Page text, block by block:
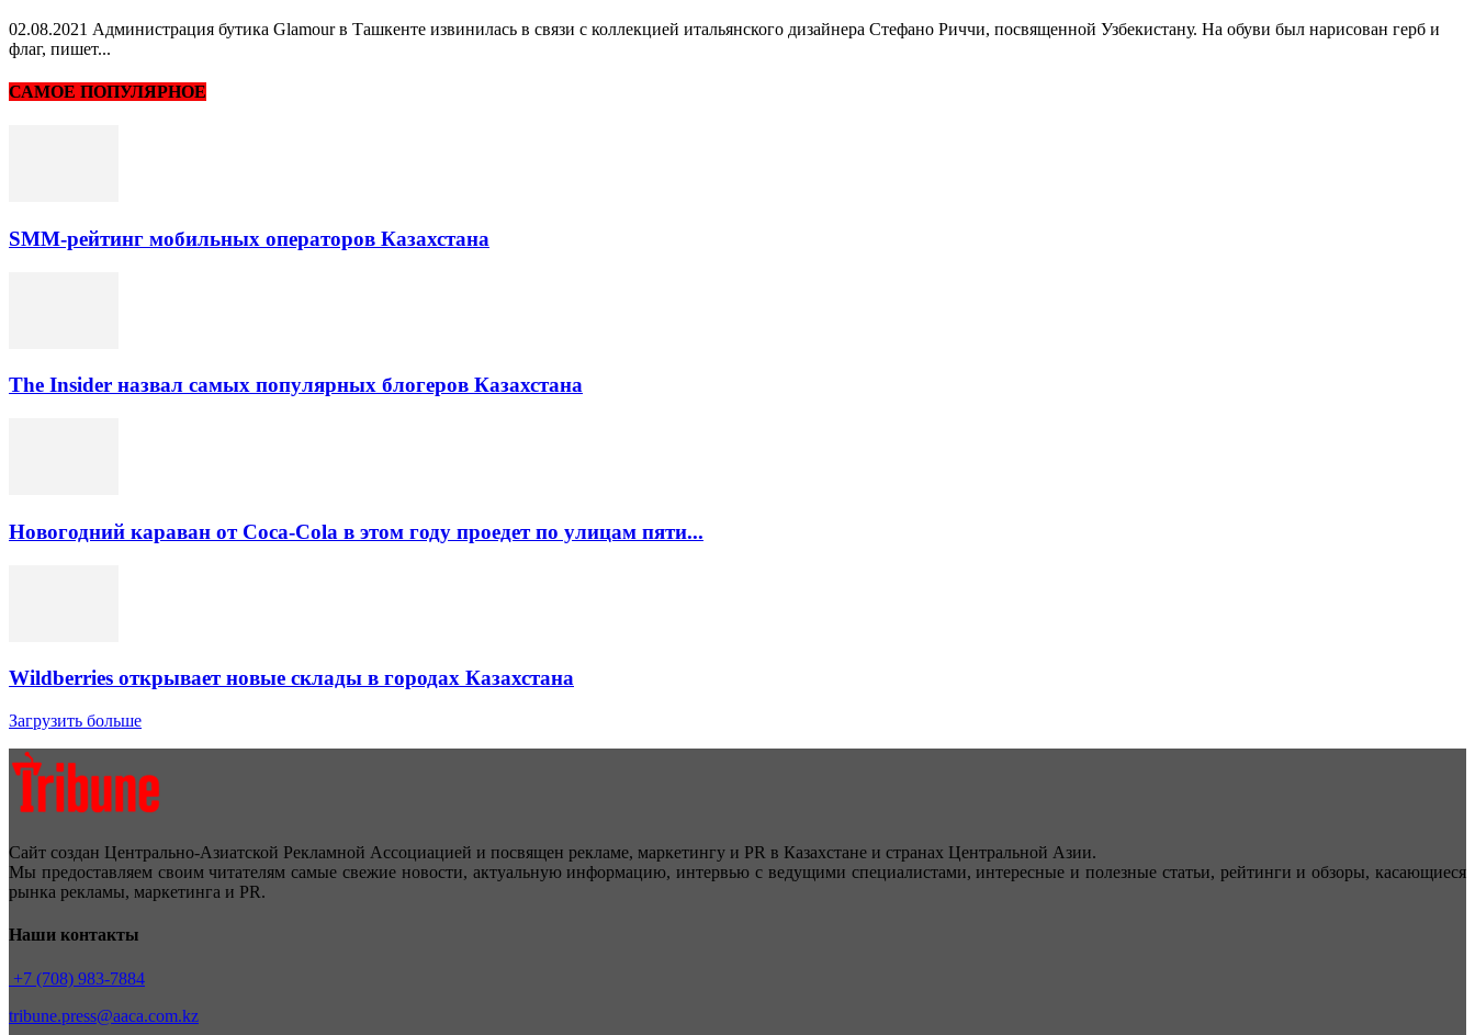
02.08.2021 Администрация бутика Glamour в Ташкенте извинилась в связи с коллекцией итальянского дизайнера Стефано Риччи, посвященной Узбекистану. На обуви был нарисован герб и
флаг, пишет...
САМОЕ ПОПУЛЯРНОЕ
SMM-рейтинг мобильных операторов Казахстана
The Insider назвал самых популярных блогеров Казахстана
Новогодний караван от Coca-Cola в этом году проедет по улицам пяти...
Wildberries открывает новые склады в городах Казахстана
Загрузить больше
Сайт создан Центрально-Азиатской Рекламной Ассоциацией и посвящен рекламе, маркетингу и PR в Казахстане и странах Центральной Азии.
Мы предоставляем своим читателям самые свежие новости, актуальную информацию, интервью с ведущими специалистами, интересные и полезные статьи, рейтинги и обзоры, касающиеся
рынка рекламы, маркетинга и PR.
Наши контакты
+7 (708) 983-7884
tribune.press@aaca.com.kz